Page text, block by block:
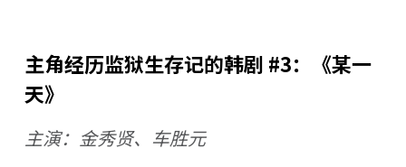
主角经历监狱生存记的韩剧 #3：《某一
天》
主演：金秀贤、车胜元